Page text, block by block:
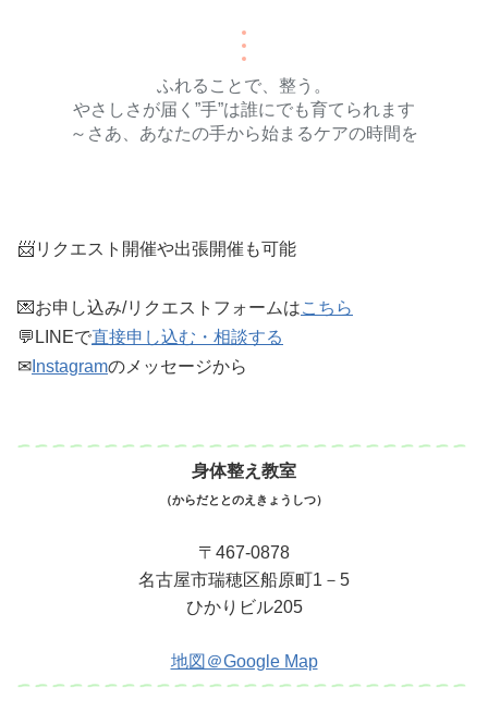
ふれることで、整う。
やさしさが届く”手”は誰にでも育てられます
～さあ、あなたの手から始まるケアの時間を
📨リクエスト開催や出張開催も可能
💌お申し込み/リクエストフォームはこちら
💬LINEで直接申し込む・相談する
✉ Instagramのメッセージから
身体整え教室
（からだととのえきょうしつ）
〒467-0878
名古屋市瑞穂区船原町1－5
ひかりビル205
地図＠Google Map